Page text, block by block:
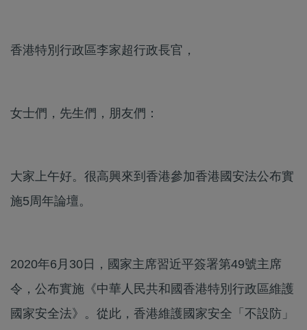
香港特別行政區李家超行政長官，
女士們，先生們，朋友們：
大家上午好。很高興來到香港參加香港國安法公布實
施5周年論壇。
2020年6月30日，國家主席習近平簽署第49號主席
令，公布實施《中華人民共和國香港特別行政區維護
國家安全法》。從此，香港維護國家安全「不設防」